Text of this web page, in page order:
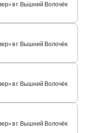
в г. Вышний Волочёк
в г. Вышний Волочёк
в г. Вышний Волочёк
в г. Вышний Волочёк